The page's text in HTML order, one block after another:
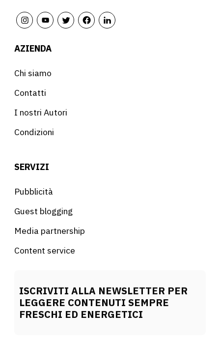
AZIENDA
Chi siamo
Contatti
I nostri Autori
Condizioni
SERVIZI
Pubblicità
Guest blogging
Media partnership
Content service
ISCRIVITI ALLA NEWSLETTER PER
LEGGERE CONTENUTI SEMPRE
FRESCHI ED ENERGETICI